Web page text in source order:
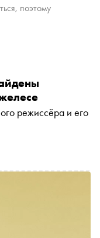
поэтому
режиссёра и его